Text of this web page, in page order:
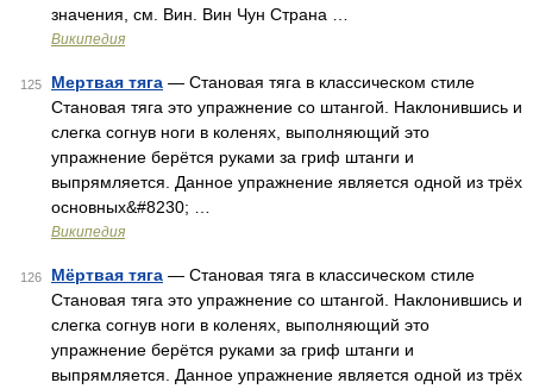
значения, см. Вин. Вин Чун Страна …
Википедия
125 Мертвая тяга — Становая тяга в классическом стиле
Становая тяга это упражнение со штангой. Наклонившись и
слегка согнув ноги в коленях, выполняющий это
упражнение берётся руками за гриф штанги и
выпрямляется. Данное упражнение является одной из трёх
основных&#8230; …
Википедия
126 Мёртвая тяга — Становая тяга в классическом стиле
Становая тяга это упражнение со штангой. Наклонившись и
слегка согнув ноги в коленях, выполняющий это
упражнение берётся руками за гриф штанги и
выпрямляется. Данное упражнение является одной из трёх